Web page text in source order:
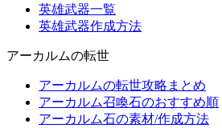
英雄武器一覧
英雄武器作成方法
アーカルムの転世
アーカルムの転世攻略まとめ
アーカルム召喚石のおすすめ順
アーカルム石の素材/作成方法